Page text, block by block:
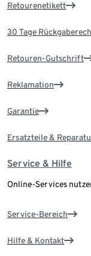
Retourenetikett
30 Tage
Retouren-Gutschrift
Reklamation
Garantie
Ersatzteile &
Service & Hilfe
Online-Services
Service-Bereich
Hilfe & Kontakt